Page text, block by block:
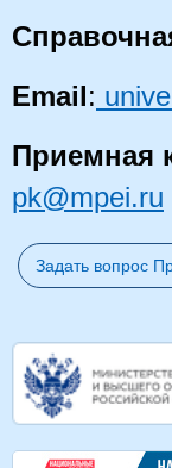
Email:
Приемная
pk@mpei.ru
Задать вопрос